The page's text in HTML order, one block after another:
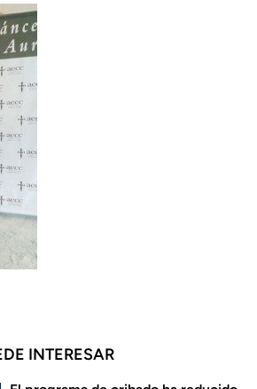
INTERESAR